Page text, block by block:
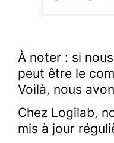
À noter : si
peut être le
Voilà, nous
Chez Logilab,
mis à jour